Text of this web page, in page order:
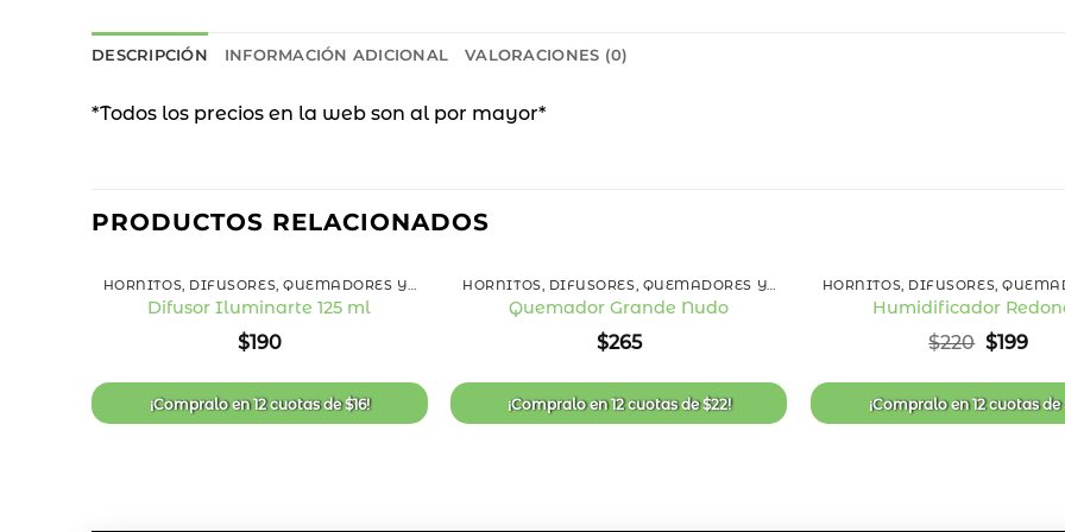
DESCRIPCIÓN INFORMACIÓN ADICIONAL VALORACIONES (0)
*Todos los precios en la web son al por mayor*
PRODUCTOS RELACIONADOS
de
deseos
HORNITOS, DIFUSORES, QUEMADORES Y ESENCIAS
Difusor Iluminarte 125 ml
$190
¡Compralo en12 cuotasde$16!
de
deseos
HORNITOS, DIFUSORES, QUEMADORES Y ESENCIAS
Quemador Grande Nudo
$265
¡Compralo en12 cuotasde$22!
Humidificador
$220 El
original
era:
$220.
$199El
es:
¡Compralo en12 cuotasde